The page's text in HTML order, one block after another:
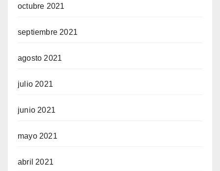
octubre 2021
septiembre 2021
agosto 2021
julio 2021
junio 2021
mayo 2021
abril 2021